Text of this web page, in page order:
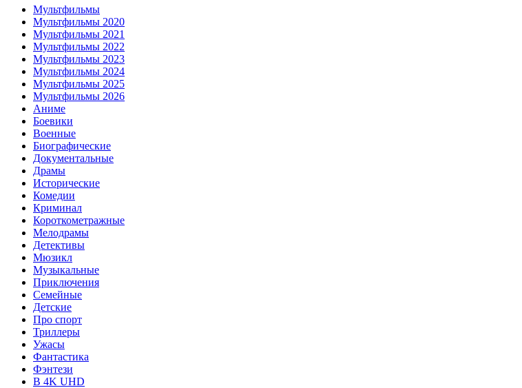
Мультфильмы
Мультфильмы 2020
Мультфильмы 2021
Мультфильмы 2022
Мультфильмы 2023
Мультфильмы 2024
Мультфильмы 2025
Мультфильмы 2026
Аниме
Боевики
Военные
Биографические
Документальные
Драмы
Исторические
Комедии
Криминал
Короткометражные
Мелодрамы
Детективы
Мюзикл
Музыкальные
Приключения
Семейные
Детские
Про спорт
Триллеры
Ужасы
Фантастика
Фэнтези
В 4K UHD